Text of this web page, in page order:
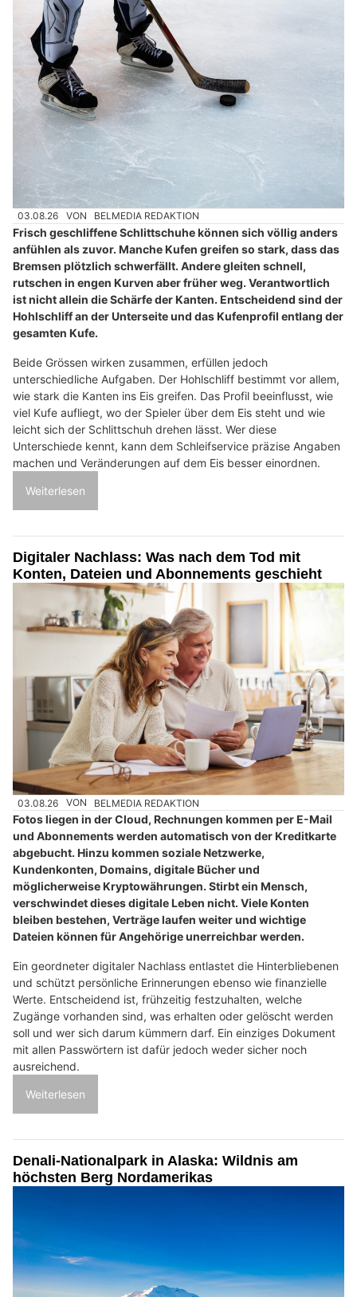
03.08.26 VON BELMEDIA REDAKTION
Frisch geschliffene Schlittschuhe können sich völlig anders
anfühlen als zuvor. Manche Kufen greifen so stark, dass das
Bremsen plötzlich schwerfällt. Andere gleiten schnell,
rutschen in engen Kurven aber früher weg. Verantwortlich
ist nicht allein die Schärfe der Kanten. Entscheidend sind der
Hohlschliff an der Unterseite und das Kufenprofil entlang der
gesamten Kufe.
Beide Grössen wirken zusammen, erfüllen jedoch
unterschiedliche Aufgaben. Der Hohlschliff bestimmt vor allem,
wie stark die Kanten ins Eis greifen. Das Profil beeinflusst, wie
viel Kufe aufliegt, wo der Spieler über dem Eis steht und wie
leicht sich der Schlittschuh drehen lässt. Wer diese
Unterschiede kennt, kann dem Schleifservice präzise Angaben
machen und Veränderungen auf dem Eis besser einordnen.
Weiterlesen
Digitaler Nachlass: Was nach dem Tod mit
Konten, Dateien und Abonnements geschieht
03.08.26 VON BELMEDIA REDAKTION
Fotos liegen in der Cloud, Rechnungen kommen per E-Mail
und Abonnements werden automatisch von der Kreditkarte
abgebucht. Hinzu kommen soziale Netzwerke,
Kundenkonten, Domains, digitale Bücher und
möglicherweise Kryptowährungen. Stirbt ein Mensch,
verschwindet dieses digitale Leben nicht. Viele Konten
bleiben bestehen, Verträge laufen weiter und wichtige
Dateien können für Angehörige unerreichbar werden.
Ein geordneter digitaler Nachlass entlastet die Hinterbliebenen
und schützt persönliche Erinnerungen ebenso wie finanzielle
Werte. Entscheidend ist, frühzeitig festzuhalten, welche
Zugänge vorhanden sind, was erhalten oder gelöscht werden
soll und wer sich darum kümmern darf. Ein einziges Dokument
mit allen Passwörtern ist dafür jedoch weder sicher noch
ausreichend.
Weiterlesen
Denali-Nationalpark in Alaska: Wildnis am
höchsten Berg Nordamerikas